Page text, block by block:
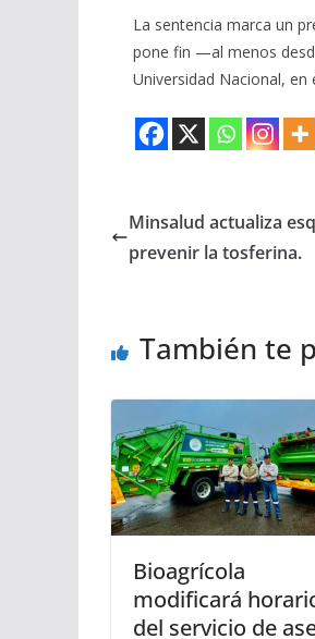
La sentencia marca un
pone fin —al menos
Universidad Nacional,
Minsalud actualiza
prevenir la tosferina.
También te
Bioagrícola
modificará
del servicio de